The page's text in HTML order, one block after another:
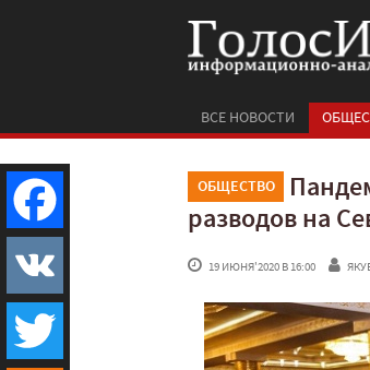
ВСЕ НОВОСТИ
ОБЩЕСТВО
разводов на
19 ИЮНЯ'2020 В 16:00
Facebook
VK